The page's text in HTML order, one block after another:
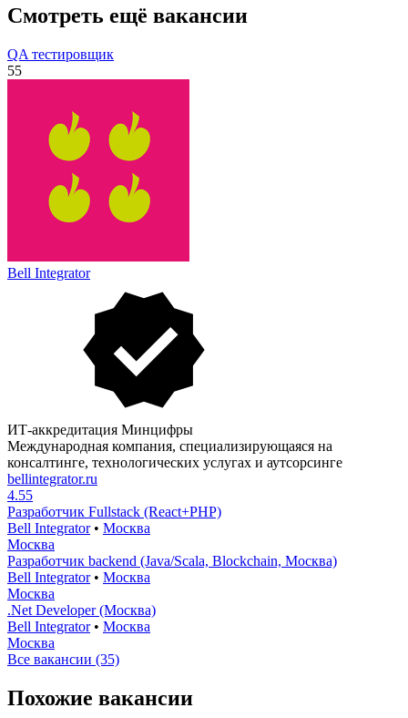
Смотреть ещё вакансии
QA тестировщик
55
Bell Integrator
ИТ-аккредитация Минцифры
Международная компания, специализирующаяся на
консалтинге, технологических услугах и аутсорсинге
bellintegrator.ru
4.55
Разработчик Fullstack (React+PHP)
Bell Integrator• Москва
Москва
Разработчик backend (Java/Scala, Blockchain, Москва)
Bell Integrator• Москва
Москва
.Net Developer (Москва)
Bell Integrator• Москва
Москва
Все вакансии (35)
Похожие вакансии